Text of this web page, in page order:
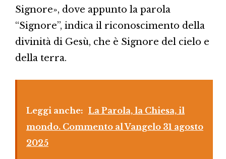
Signore», dove appunto la parola
“Signore”, indica il riconoscimento della
divinità di Gesù, che è Signore del cielo e
della terra.
Leggi anche: La Parola, la Chiesa, il
mondo. Commento al Vangelo 31 agosto
2025